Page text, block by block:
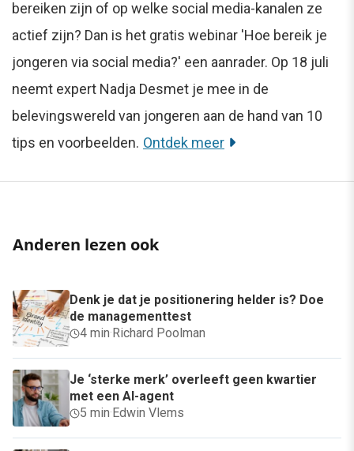
bereiken zijn of op welke social media-kanalen ze
actief zijn? Dan is het gratis webinar 'Hoe bereik je
jongeren via social media?' een aanrader. Op 18 juli
neemt expert Nadja Desmet je mee in de
belevingswereld van jongeren aan de hand van 10
tips en voorbeelden. Ontdek meer
Anderen lezen ook
Denk je dat je positionering helder is? Doe
de managementtest
4 min·Richard Poolman
Je ‘sterke merk’ overleeft geen kwartier
met een AI-agent
5 min·Edwin Vlems